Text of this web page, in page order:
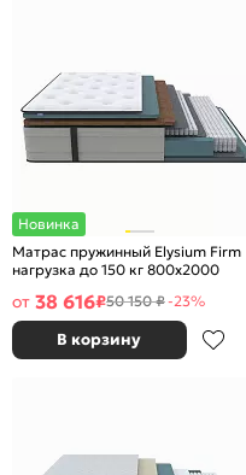
Новинка
Матрас пружинный Elysium Firm
нагрузка до 150 кг 800x2000
от 38 616₽50 150 ₽-23%
В корзину